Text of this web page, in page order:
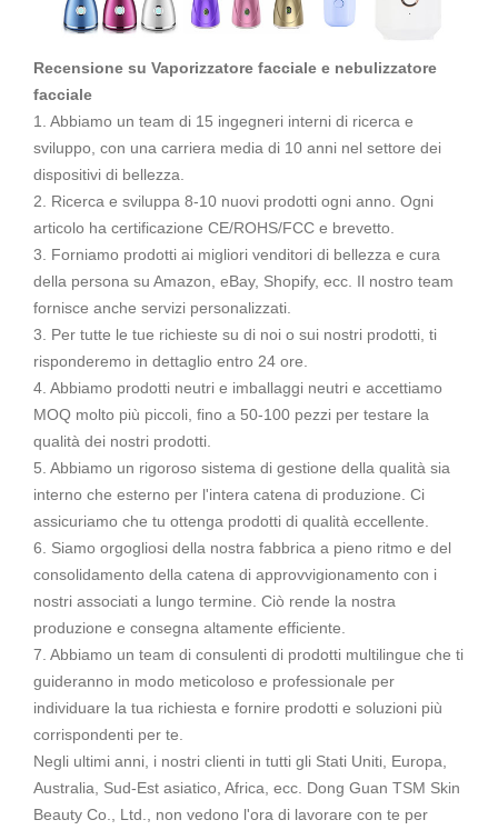
Recensione su Vaporizzatore facciale e nebulizzatore
facciale
1. Abbiamo un team di 15 ingegneri interni di ricerca e
sviluppo, con una carriera media di 10 anni nel settore dei
dispositivi di bellezza.
2. Ricerca e sviluppa 8-10 nuovi prodotti ogni anno. Ogni
articolo ha certificazione CE/ROHS/FCC e brevetto.
3. Forniamo prodotti ai migliori venditori di bellezza e cura
della persona su Amazon, eBay, Shopify, ecc. Il nostro team
fornisce anche servizi personalizzati.
3. Per tutte le tue richieste su di noi o sui nostri prodotti, ti
risponderemo in dettaglio entro 24 ore.
4. Abbiamo prodotti neutri e imballaggi neutri e accettiamo
MOQ molto più piccoli, fino a 50-100 pezzi per testare la
qualità dei nostri prodotti.
5. Abbiamo un rigoroso sistema di gestione della qualità sia
interno che esterno per l'intera catena di produzione. Ci
assicuriamo che tu ottenga prodotti di qualità eccellente.
6. Siamo orgogliosi della nostra fabbrica a pieno ritmo e del
consolidamento della catena di approvvigionamento con i
nostri associati a lungo termine. Ciò rende la nostra
produzione e consegna altamente efficiente.
7. Abbiamo un team di consulenti di prodotti multilingue che ti
guideranno in modo meticoloso e professionale per
individuare la tua richiesta e fornire prodotti e soluzioni più
corrispondenti per te.
Negli ultimi anni, i nostri clienti in tutti gli Stati Uniti, Europa,
Australia, Sud-Est asiatico, Africa, ecc. Dong Guan TSM Skin
Beauty Co., Ltd., non vedono l'ora di lavorare con te per